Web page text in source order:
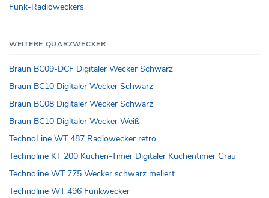
Funk-Radioweckers
WEITERE QUARZWECKER
Braun BC09-DCF Digitaler Wecker Schwarz
Braun BC10 Digitaler Wecker Schwarz
Braun BC08 Digitaler Wecker Schwarz
Braun BC10 Digitaler Wecker Weiß
TechnoLine WT 487 Radiowecker retro
Technoline KT 200 Küchen-Timer Digitaler Küchentimer Grau
Technoline WT 775 Wecker schwarz meliert
Technoline WT 496 Funkwecker